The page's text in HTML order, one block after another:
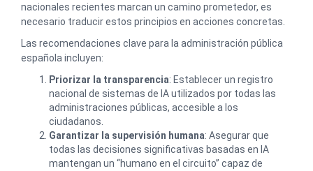
nacionales recientes marcan un camino prometedor, es
necesario traducir estos principios en acciones concretas.
Las recomendaciones clave para la administración pública
española incluyen:
Priorizar la transparencia: Establecer un registro
nacional de sistemas de IA utilizados por todas las
administraciones públicas, accesible a los
ciudadanos.
Garantizar la supervisión humana: Asegurar que
todas las decisiones significativas basadas en IA
mantengan un “humano en el circuito” capaz de